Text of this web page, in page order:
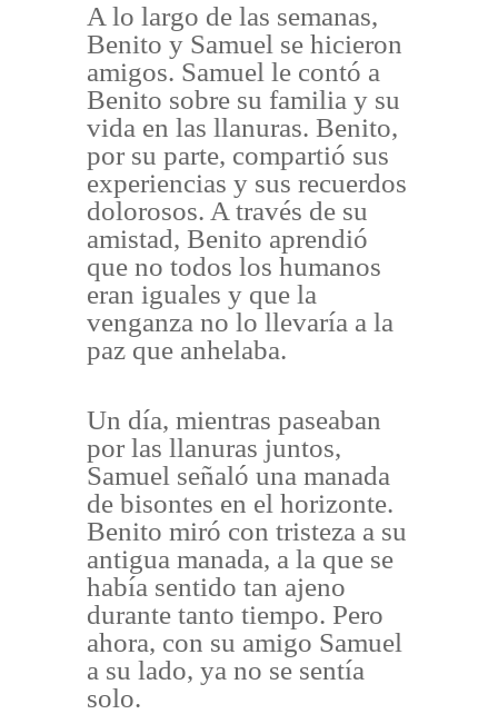
A lo largo de las semanas,
Benito y Samuel se hicieron
amigos. Samuel le contó a
Benito sobre su familia y su
vida en las llanuras. Benito,
por su parte, compartió sus
experiencias y sus recuerdos
dolorosos. A través de su
amistad, Benito aprendió
que no todos los humanos
eran iguales y que la
venganza no lo llevaría a la
paz que anhelaba.
Un día, mientras paseaban
por las llanuras juntos,
Samuel señaló una manada
de bisontes en el horizonte.
Benito miró con tristeza a su
antigua manada, a la que se
había sentido tan ajeno
durante tanto tiempo. Pero
ahora, con su amigo Samuel
a su lado, ya no se sentía
solo.